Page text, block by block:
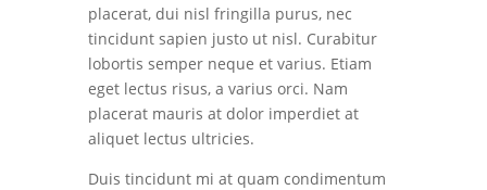
placerat, dui nisl fringilla purus, nec
tincidunt sapien justo ut nisl. Curabitur
lobortis semper neque et varius. Etiam
eget lectus risus, a varius orci. Nam
placerat mauris at dolor imperdiet at
aliquet lectus ultricies.
Duis tincidunt mi at quam condimentum